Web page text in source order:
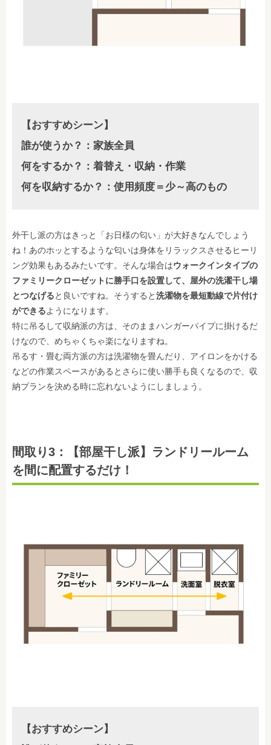
【おすすめシーン】
誰が使うか？：家族全員
何をするか？：着替え・収納・作業
何を収納するか？：使用頻度＝少～高のもの
外干し派の方はきっと「お日様の匂い」が大好きなんでしょう
ね！あのホッとするような匂いは身体をリラックスさせるヒーリ
ング効果もあるみたいです。そんな場合はウォークインタイプの
ファミリークローゼットに勝手口を設置して、屋外の洗濯干し場
とつなげると良いですね。そうすると洗濯物を最短動線で片付け
ができるようになります。
特に吊るして収納派の方は、そのままハンガーパイプに掛けるだ
けなので、めちゃくちゃ楽になりますね。
吊るす・畳む両方派の方は洗濯物を畳んだり、アイロンをかける
などの作業スペースがあるとさらに使い勝手も良くなるので、収
納プランを決める時に忘れないようにしましょう。
間取り3：【部屋干し派】ランドリールーム
を間に配置するだけ！
【おすすめシーン】